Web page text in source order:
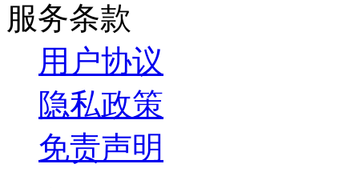
服务条款
用户协议
隐私政策
免责声明